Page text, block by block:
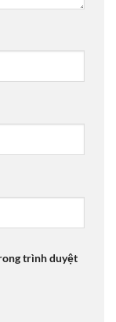
trình duyệt